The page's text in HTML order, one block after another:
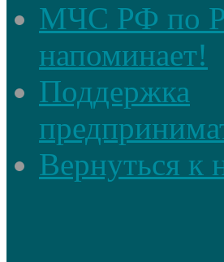
МЧС РФ по
напоминает!
Поддержка
Вернуться к